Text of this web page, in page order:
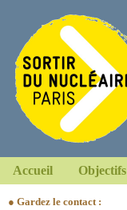
Accueil Objectifs
● Gardez le contact :